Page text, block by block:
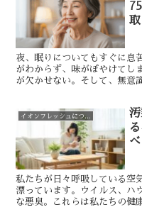
夜、眠りについてもすぐに息
がわからず、味がぼやけてし
が欠かせない。そして、無意
イオンフレッシュについて
私たちが日々呼吸している空
漂っています。ウイルス、ハ
な悪臭。これらは私たちの健